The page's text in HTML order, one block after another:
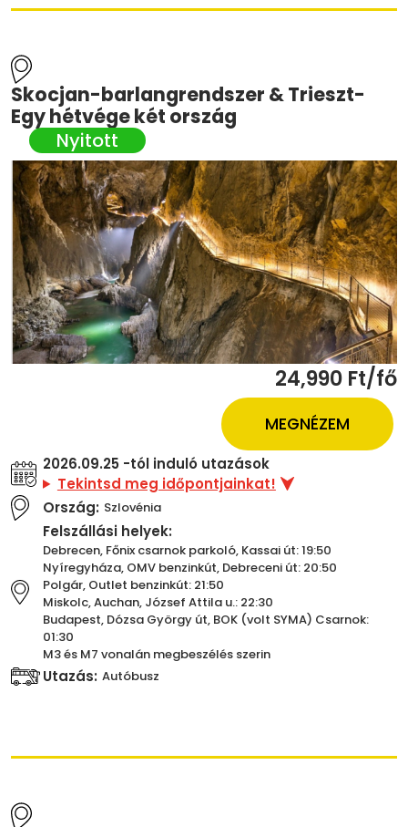
Skocjan-barlangrendszer & Trieszt-
Egy hétvége két ország
24,990 Ft/fő
MEGNÉZEM
2026.09.25 -tól induló utazások
Tekintsd meg időpontjainkat!
Ország: Szlovénia
Felszállási helyek:
Debrecen, Főnix csarnok parkoló, Kassai út: 19:50
Nyíregyháza, OMV benzinkút, Debreceni út: 20:50
Polgár, Outlet benzinkút: 21:50
Miskolc, Auchan, József Attila u.: 22:30
Budapest, Dózsa György út, BOK (volt SYMA) Csarnok:
01:30
M3 és M7 vonalán megbeszélés szerin
Utazás: Autóbusz